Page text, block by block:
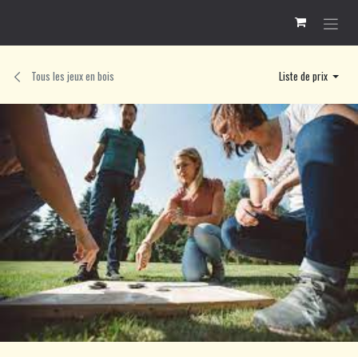
Tous les jeux en bois Liste de prix